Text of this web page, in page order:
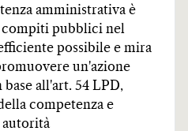
amministrativa è
compiti pubblici nel
possibile e mira
un'azione
all'art. 54 LPD,
competenza e
autorità